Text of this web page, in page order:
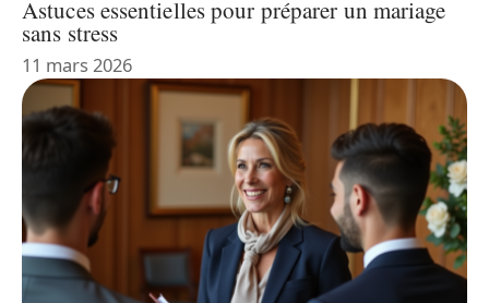
Astuces essentielles pour préparer un mariage
sans stress
11 mars 2026